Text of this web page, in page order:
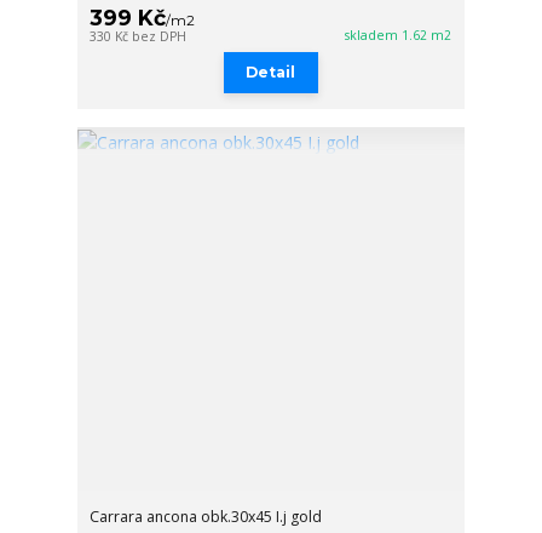
399 Kč/m2
330 Kč bez DPH skladem 1.62 m2
Detail
Carrara ancona obk.30x45 I.j gold